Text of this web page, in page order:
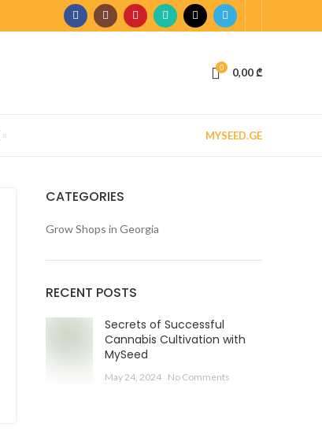
0 0,00₾
MYSEED.GE
CATEGORIES
Grow Shops in Georgia
RECENT POSTS
Secrets of Successful
Cannabis Cultivation with
MySeed
May 24, 2024 No Comments